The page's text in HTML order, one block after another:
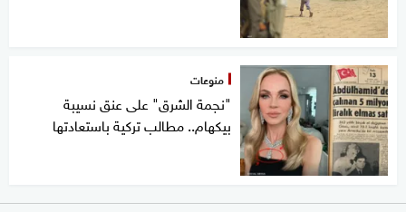
منوعات
"نجمة الشرق" على عنق نسيبة
بيكهام.. مطالب تركية باستعادتها